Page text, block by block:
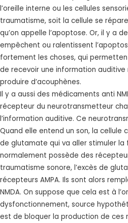
l’oreille interne ou les cellules
traumatisme, soit la cellule se
qu’on appelle l’apoptose. Or, il y a
empêchent ou ralentissent
fortement les choses, qui
de recevoir une information
produire d’acouphènes.
Il y a aussi des médicaments anti
récepteur du neurotransmetteur
l’information auditive. Ce
Quand elle entend un son, la
de glutamate qui va aller stimuler la
normalement possède des
traumatisme sonore, l’excès de
récepteurs AMPA. Ils sont alors
NMDA. On suppose que cela est à
dysfonctionnement, source
est de bloquer la production de ces